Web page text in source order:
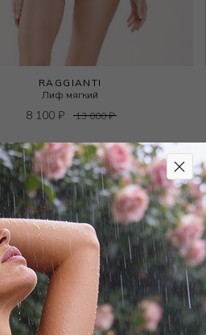
RAGGIANTI
Лиф мягкий
8 100₽ 13 000₽